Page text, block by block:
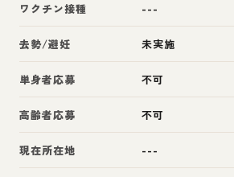
ワクチン接種 ---
去勢/避妊 未実施
単身者応募 不可
高齢者応募 不可
現在所在地 ---